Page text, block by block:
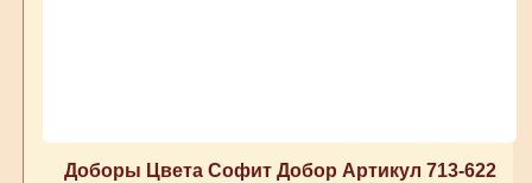
Доборы Цвета Софит Добор Артикул 713-622